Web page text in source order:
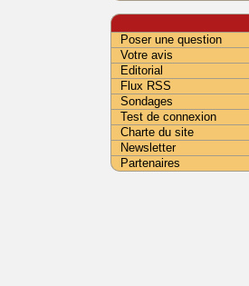
Poser une question
Votre avis
Editorial
Flux RSS
Sondages
Test de connexion
Charte du site
Newsletter
Partenaires